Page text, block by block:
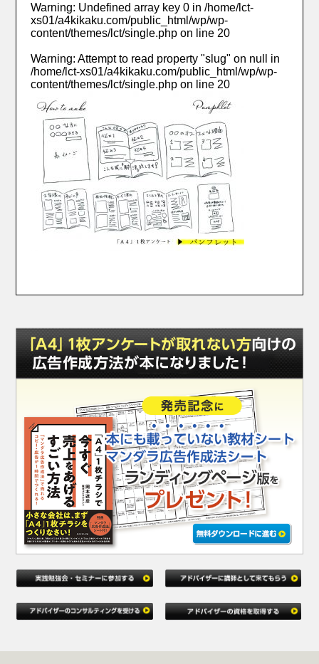
Warning: Undefined array key 0 in/home/lct-
xs01/a4kikaku.com/public_html/wp/wp-
content/themes/lct/single.php on line 20
Warning: Attempt to read property "slug" on null in
/home/lct-xs01/a4kikaku.com/public_html/wp/wp-
content/themes/lct/single.php on line 20